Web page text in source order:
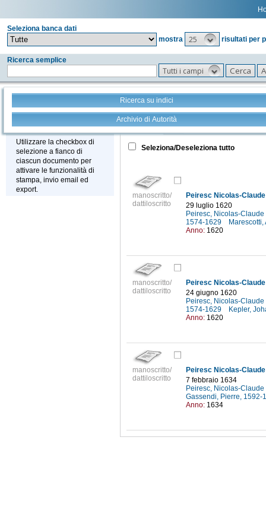
Seleziona banca dati
mostra
25 risultati per
Ricerca semplice
Tutti i campi
Ricerca su indici
Archivio di Autorità
Stampa - Email - Export
Utilizzare la checkbox di
selezione a fianco di
ciascun documento per
attivare le funzionalità di
stampa, invio email ed
export.
Tutto +
Seleziona/Deseleziona tutto
manoscritto/
dattiloscritto
29 luglio 1620
Peiresc, Nicolas-
1574-1629
Anno: 1620
manoscritto/
dattiloscritto
24 giugno 1620
Peiresc, Nicolas-
1574-1629
Kepler,
Anno: 1620
manoscritto/
dattiloscritto
Peiresc Nicolas-
7 febbraio 1634
Peiresc, Nicolas-
Gassendi, Pierre, 1592-
Anno: 1634